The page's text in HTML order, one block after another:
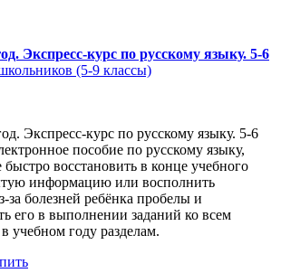
Экспресс-курс по русскому языку. 5-6
(5-9 классы)
Экспресс-курс по русскому языку. 5-6
пособие по русскому языку,
восстановить в конце учебного
информацию или восполнить
за болезней ребёнка пробелы и
его в выполнении заданий ко всем
учебном году разделам.